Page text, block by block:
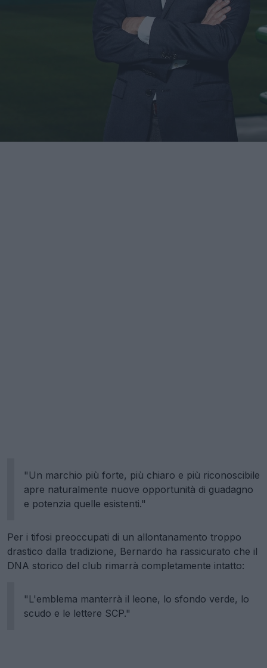
"Un marchio più forte, più chiaro e più riconoscibile
apre naturalmente nuove opportunità di guadagno
e potenzia quelle esistenti."
Per i tifosi preoccupati di un allontanamento troppo
drastico dalla tradizione, Bernardo ha rassicurato che il
DNA storico del club rimarrà completamente intatto:
"L'emblema manterrà il leone, lo sfondo verde, lo
scudo e le lettere SCP."